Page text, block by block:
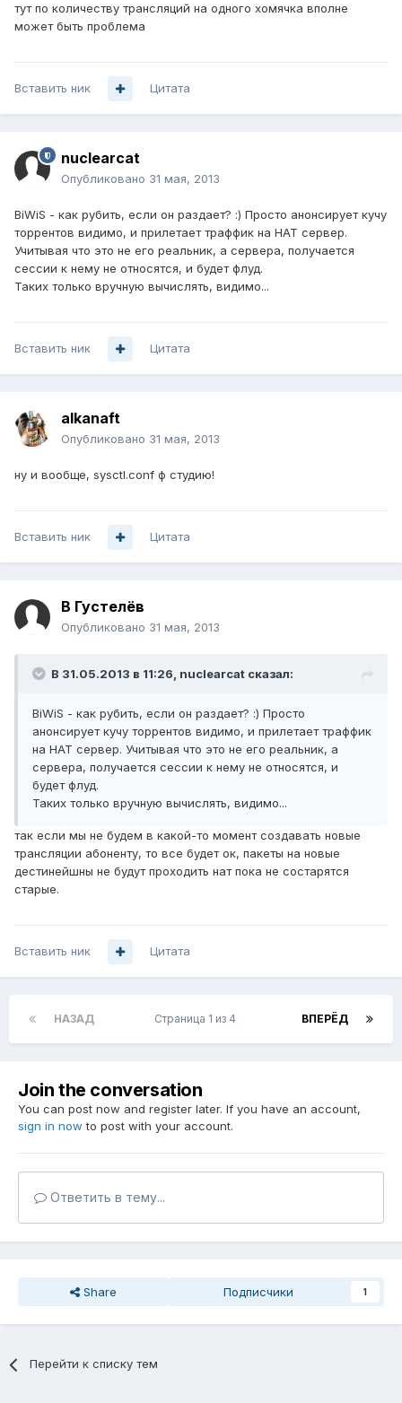
тут по количеству трансляций на одного хомячка вполне
может быть проблема
Вставить ник Цитата
nuclearcat
Опубликовано 31 мая, 2013
BiWiS - как рубить, если он раздает? :) Просто анонсирует кучу
торрентов видимо, и прилетает траффик на НАТ сервер.
Учитывая что это не его реальник, а сервера, получается
сессии к нему не относятся, и будет флуд.
Таких только вручную вычислять, видимо...
Вставить ник Цитата
alkanaft
Опубликовано 31 мая, 2013
ну и вообще, sysctl.conf ф студию!
Вставить ник Цитата
В Густелёв
Опубликовано 31 мая, 2013
В 31.05.2013 в 11:26, nuclearcat сказал:
BiWiS - как рубить, если он раздает? :) Просто
анонсирует кучу торрентов видимо, и прилетает траффик
на НАТ сервер. Учитывая что это не его реальник, а
сервера, получается сессии к нему не относятся, и
будет флуд.
Таких только вручную вычислять, видимо...
так если мы не будем в какой-то момент создавать новые
трансляции абоненту, то все будет ок, пакеты на новые
дестинейшны не будут проходить нат пока не состарятся
старые.
Вставить ник Цитата
НАЗАД ВПЕРЁД
Страница 1 из 4
Join the conversation
You can post now and register later. If you have an account,
sign in now to post with your account.
Ответить в тему...
Share Подписчики 1
Перейти к списку тем